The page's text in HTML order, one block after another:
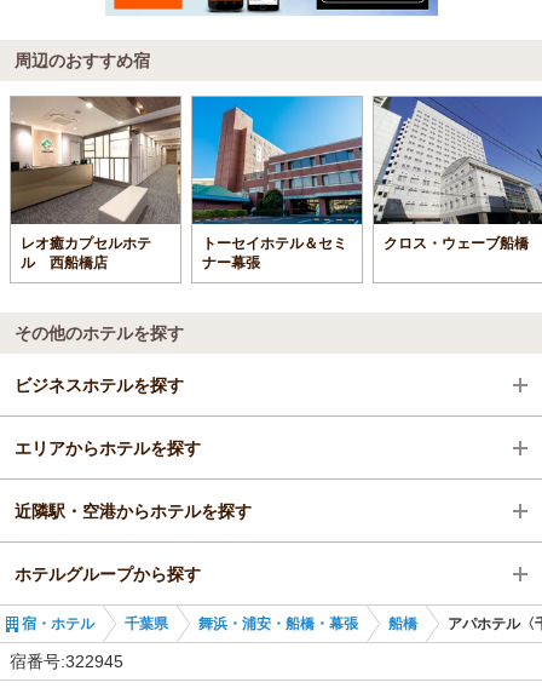
周辺のおすすめ宿
レオ癒カプセルホテ
ル 西船橋店
トーセイホテル＆セミ
ナー幕張
クロス・ウェーブ船橋
その他のホテルを探す
ビジネスホテルを探す
千葉県
舞浜・浦安・船橋・幕張
船橋
八千代緑が丘駅
エリアからホテルを探す
千葉県
舞浜・浦安・船橋・幕張
船橋
近隣駅・空港からホテルを探す
八千代緑が丘駅
八千代台駅
ホテルグループから探す
全国のアパホテルズ＆リゾーツ
宿・ホテル 千葉県 舞浜・浦安・船橋・幕張 船橋 アパホテル〈
宿番号:322945